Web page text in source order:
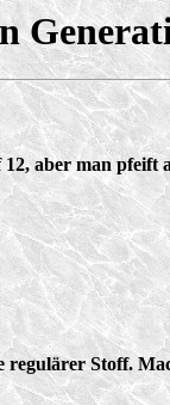
aber man pfeift
regulärer Stoff.